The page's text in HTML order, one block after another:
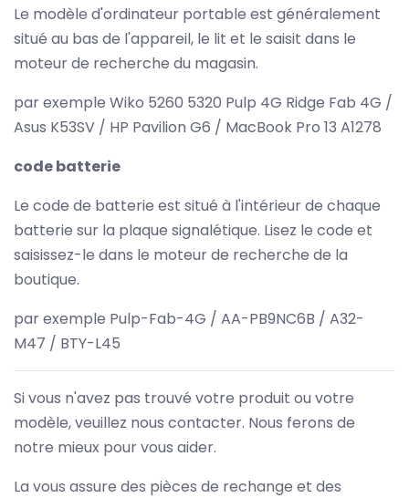
Le modèle d'ordinateur portable est généralement
situé au bas de l'appareil, le lit et le saisit dans le
moteur de recherche du magasin.
par exemple Wiko 5260 5320 Pulp 4G Ridge Fab 4G /
Asus K53SV / HP Pavilion G6 / MacBook Pro 13 A1278
code batterie
Le code de batterie est situé à l'intérieur de chaque
batterie sur la plaque signalétique. Lisez le code et
saisissez-le dans le moteur de recherche de la
boutique.
par exemple Pulp-Fab-4G / AA-PB9NC6B / A32-
M47 / BTY-L45
Si vous n'avez pas trouvé votre produit ou votre
modèle, veuillez nous contacter. Nous ferons de
notre mieux pour vous aider.
La vous assure des pièces de rechange et des